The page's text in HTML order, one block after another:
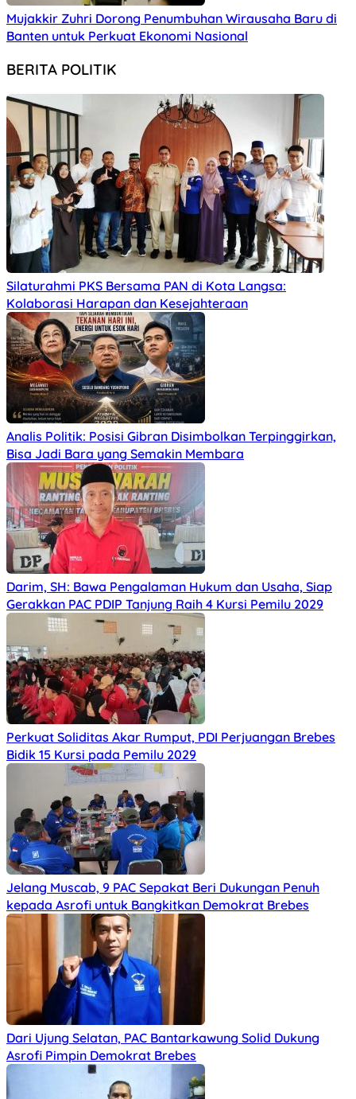
Mujakkir Zuhri Dorong Penumbuhan Wirausaha Baru di
Banten untuk Perkuat Ekonomi Nasional
BERITA POLITIK
Silaturahmi PKS Bersama PAN di Kota Langsa:
Kolaborasi Harapan dan Kesejahteraan
Analis Politik: Posisi Gibran Disimbolkan Terpinggirkan,
Bisa Jadi Bara yang Semakin Membara
Darim, SH: Bawa Pengalaman Hukum dan Usaha, Siap
Gerakkan PAC PDIP Tanjung Raih 4 Kursi Pemilu 2029
Perkuat Soliditas Akar Rumput, PDI Perjuangan Brebes
Bidik 15 Kursi pada Pemilu 2029
Jelang Muscab, 9 PAC Sepakat Beri Dukungan Penuh
kepada Asrofi untuk Bangkitkan Demokrat Brebes
Dari Ujung Selatan, PAC Bantarkawung Solid Dukung
Asrofi Pimpin Demokrat Brebes